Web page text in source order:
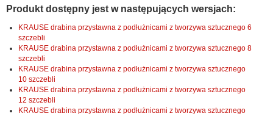
Produkt dostępny jest w następujących wersjach:
KRAUSE drabina przystawna z podłużnicami z tworzywa sztucznego 6
szczebli
KRAUSE drabina przystawna z podłużnicami z tworzywa sztucznego 8
szczebli
KRAUSE drabina przystawna z podłużnicami z tworzywa sztucznego
10 szczebli
KRAUSE drabina przystawna z podłużnicami z tworzywa sztucznego
12 szczebli
KRAUSE drabina przystawna z podłużnicami z tworzywa sztucznego